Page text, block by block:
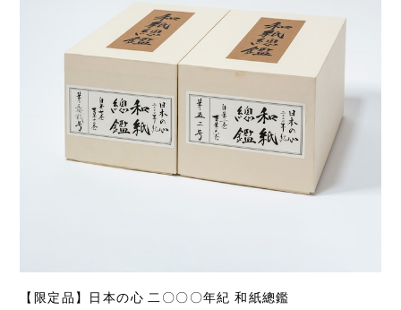
【限定品】日本の心 二〇〇〇年紀 和紙總鑑